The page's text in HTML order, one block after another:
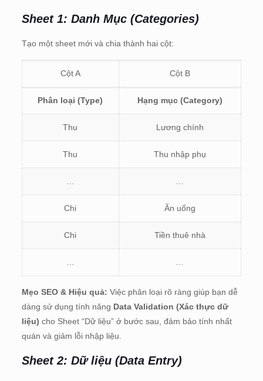
Sheet 1: Danh Mục (Categories)
Tạo một sheet mới và chia thành hai cột:
Cột A Cột B
Phân loại (Type) Hạng mục (Category)
Thu Lương chính
Thu Thu nhập phụ
Chi Ăn uống
Chi Tiền thuê nhà
Mẹo SEO & Hiệu quả: Việc phân loại rõ ràng giúp bạn dễ
dàng sử dụng tính năng Data Validation (Xác thực dữ
liệu) cho Sheet “Dữ liệu” ở bước sau, đảm bảo tính nhất
quán và giảm lỗi nhập liệu.
Sheet 2: Dữ liệu (Data Entry)